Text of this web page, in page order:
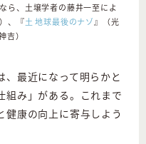
ら、土壌学者の藤井一至によ
、『土 地球最後のナゾ』（光
吉）
、最近になって明らかと
組み」がある。これまで
健康の向上に寄与しよう